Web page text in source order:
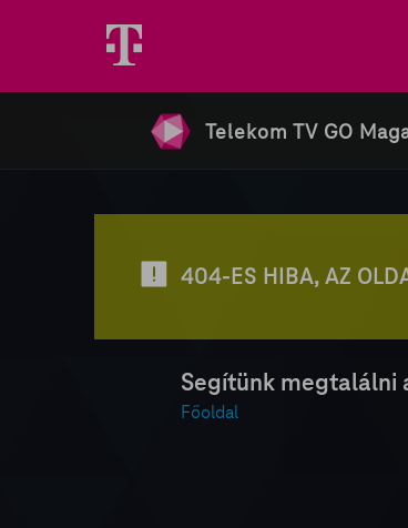
Telekom TV GO
404-ES HIBA, AZ
Segítünk megtalálni
Főoldal